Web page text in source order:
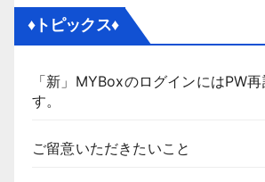
♦トピックス♦
「新」MYBoxのログインにはPW
す。
ご留意いただきたいこと